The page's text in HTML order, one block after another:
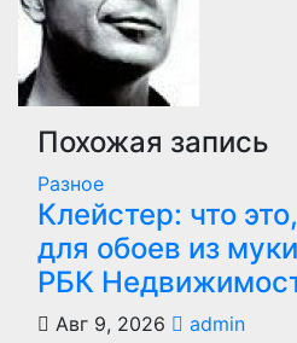
Похожая запись
Разное
Клейстер: что
для обоев из
РБК
Авг 9, 2026
admin